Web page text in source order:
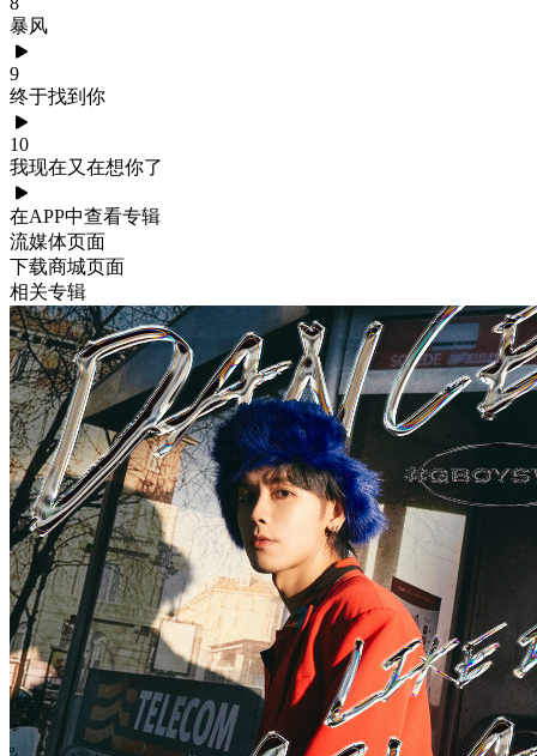
暴风
9
终于找到你
10
我现在又在想你了
在APP中查看专辑
流媒体页面
下载商城页面
相关专辑